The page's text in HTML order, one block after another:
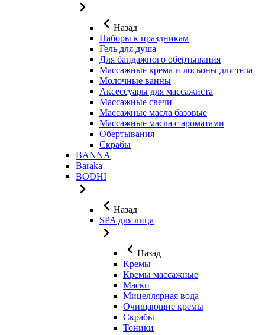
Назад
Наборы к праздникам
Гель для душа
Для бандажного обертывания
Массажные крема и лосьоны для тела
Молочные ванны
Аксессуары для массажиста
Массажные свечи
Массажные масла базовые
Массажные масла с ароматами
Обертывания
Скрабы
BANNA
Baraka
BODHI
Назад
SPA для лица
Назад
Кремы
Кремы массажные
Маски
Мицеллярная вода
Очищающие кремы
Скрабы
Тоники